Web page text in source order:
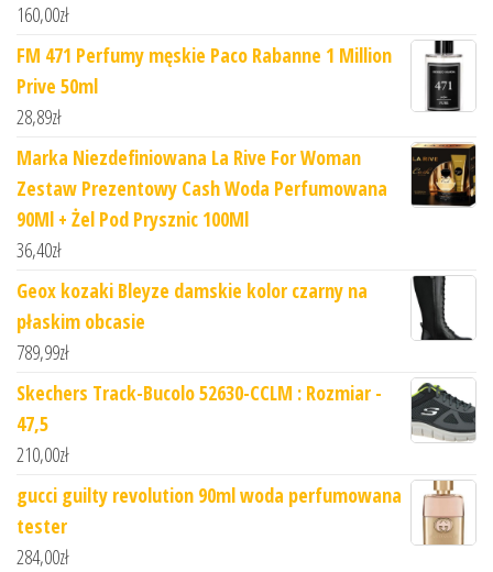
160,00zł
FM 471 Perfumy męskie Paco Rabanne 1 Million
Prive 50ml
28,89zł
Marka Niezdefiniowana La Rive For Woman
Zestaw Prezentowy Cash Woda Perfumowana
90Ml + Żel Pod Prysznic 100Ml
36,40zł
Geox kozaki Bleyze damskie kolor czarny na
płaskim obcasie
789,99zł
Skechers Track-Bucolo 52630-CCLM : Rozmiar -
47,5
210,00zł
gucci guilty revolution 90ml woda perfumowana
tester
284,00zł